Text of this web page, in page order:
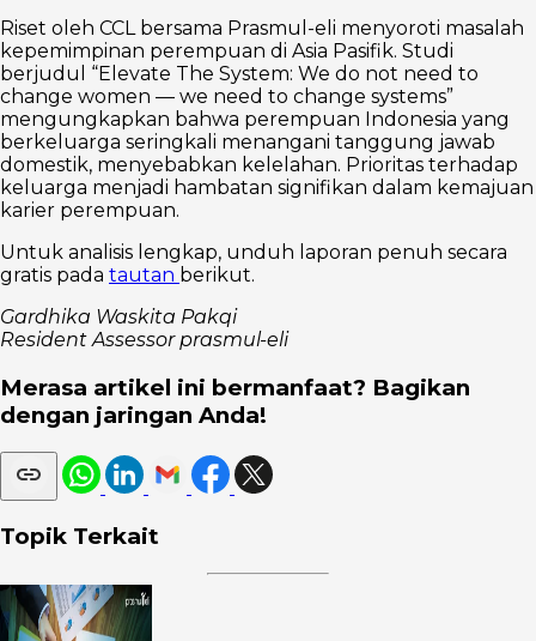
Riset oleh CCL bersama Prasmul-eli menyoroti masalah
kepemimpinan perempuan di Asia Pasifik. Studi
berjudul “Elevate The System: We do not need to
change women — we need to change systems”
mengungkapkan bahwa perempuan Indonesia yang
berkeluarga seringkali menangani tanggung jawab
domestik, menyebabkan kelelahan. Prioritas terhadap
keluarga menjadi hambatan signifikan dalam kemajuan
karier perempuan.
Untuk analisis lengkap, unduh laporan penuh secara
gratis pada tautan berikut.
Gardhika Waskita Pakqi
Resident Assessor prasmul-eli
Merasa artikel ini bermanfaat? Bagikan
dengan jaringan Anda!
Topik Terkait